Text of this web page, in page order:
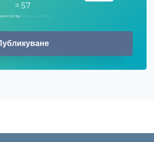
= 57
by MathCaptcha